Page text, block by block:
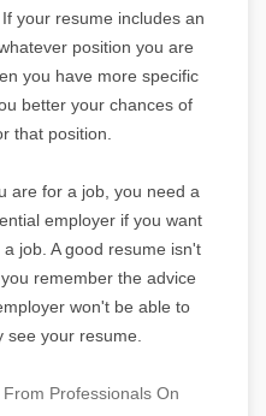
your resume includes an
position you are
you have more specific
better your chances of
that position.
are for a job, you need a
employer if you want
job. A good resume isn't
remember the advice
won't be able to
see your resume.
Professionals On